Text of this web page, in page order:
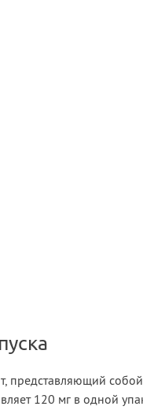
представляющий
120 мг в одной